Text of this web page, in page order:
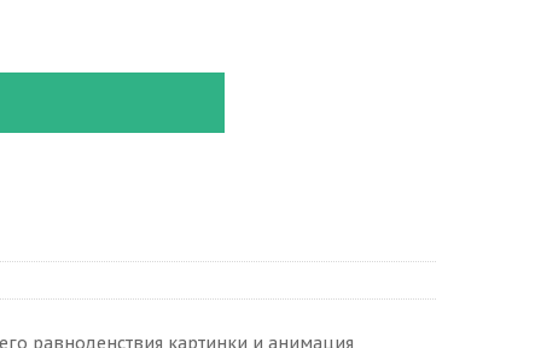
равноденствия картинки и анимация